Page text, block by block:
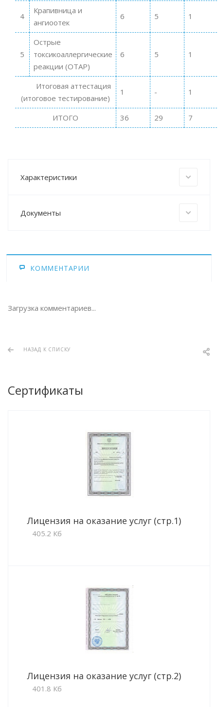
4
Крапивница и
ангиоотек
6 5 1
5
Острые
токсикоаллергические
реакции (ОТАР)
6 5 1
Итоговая аттестация
(итоговое тестирование)
1 - 1
ИТОГО 36 29 7
Характеристики
Документы
КОММЕНТАРИИ
Загрузка комментариев...
НАЗАД К СПИСКУ
Сертификаты
Лицензия на оказание услуг (стр.1)
405.2 Кб
Лицензия на оказание услуг (стр.2)
401.8 Кб